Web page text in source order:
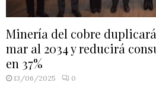
Minería del cobre
mar al 2034 y reducirá
en 37%
13/06/2025 0